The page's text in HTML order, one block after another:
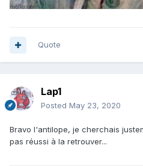
Quote
Lap1
Posted May 23, 2020
Bravo l'antilope, je cherchais
pas réussi à la retrouver...